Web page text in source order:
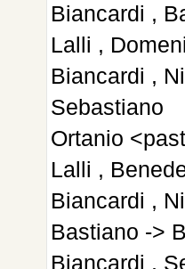
Biancardi ,
Lalli ,
Biancardi ,
Sebastiano
Ortanio
Lalli ,
Biancardi ,
Bastiano ->
Biancardi ,